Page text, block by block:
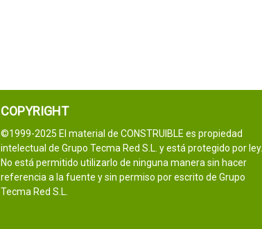
COPYRIGHT
©1999-2025 El material de CONSTRUIBLE es propiedad
intelectual de Grupo Tecma Red S.L. y está protegido por ley.
No está permitido utilizarlo de ninguna manera sin hacer
referencia a la fuente y sin permiso por escrito de Grupo
Tecma Red S.L.